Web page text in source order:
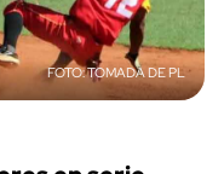
TOMADA DE PL